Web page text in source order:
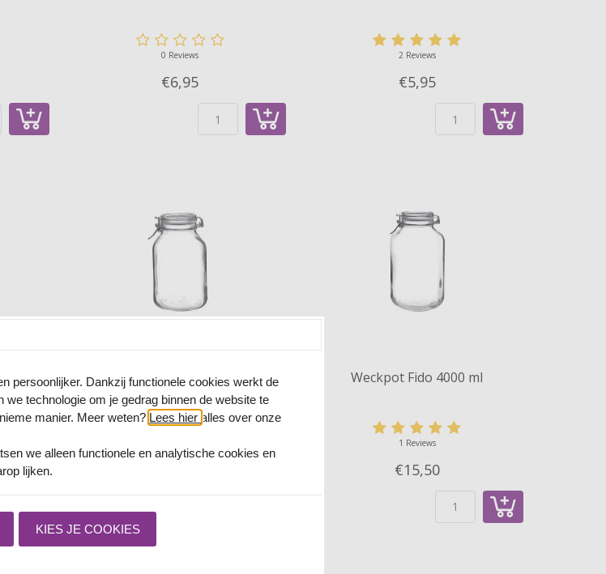
0 Reviews
€6,95
2 Reviews
€5,95
Weckpot Fido 3000 ml Weckpot Fido 4000 ml
1 Reviews
€15,50
persoonlijker. Dankzij functionele cookies werkt de
we technologie om je gedrag binnen de website te
manier. Meer weten? Lees hier alles over onze
we alleen functionele en analytische cookies en
lijken.
KIES JE COOKIES